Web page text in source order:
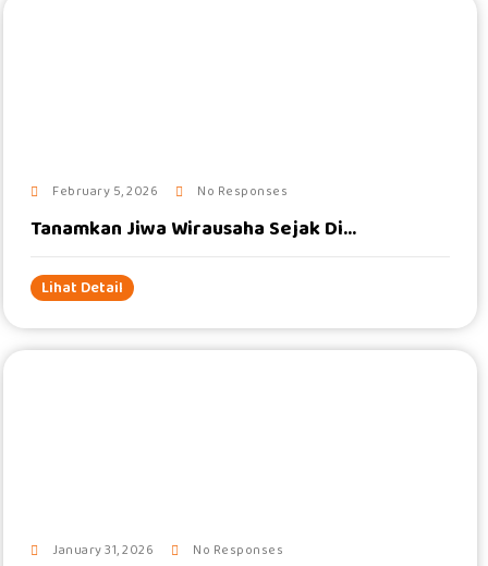
February 5, 2026 No Responses
Tanamkan Jiwa Wirausaha Sejak Di...
Lihat Detail
January 31, 2026 No Responses